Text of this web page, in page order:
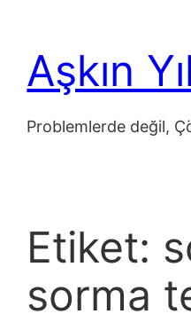
Aşkın
Problemlerde değil,
Etiket:
sorma